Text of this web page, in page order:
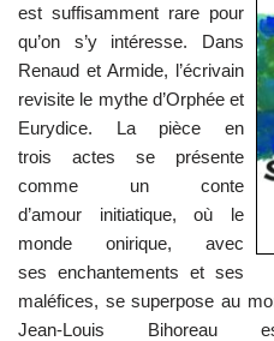
est suffisamment rare pour
qu’on s’y intéresse. Dans
Renaud et Armide, l’écrivain
revisite le mythe d’Orphée et
Eurydice. La pièce en
trois actes se présente
comme un conte
d’amour initiatique, où le
monde onirique, avec
ses enchantements et ses
maléfices, se superpose au
Jean-Louis Bihoreau